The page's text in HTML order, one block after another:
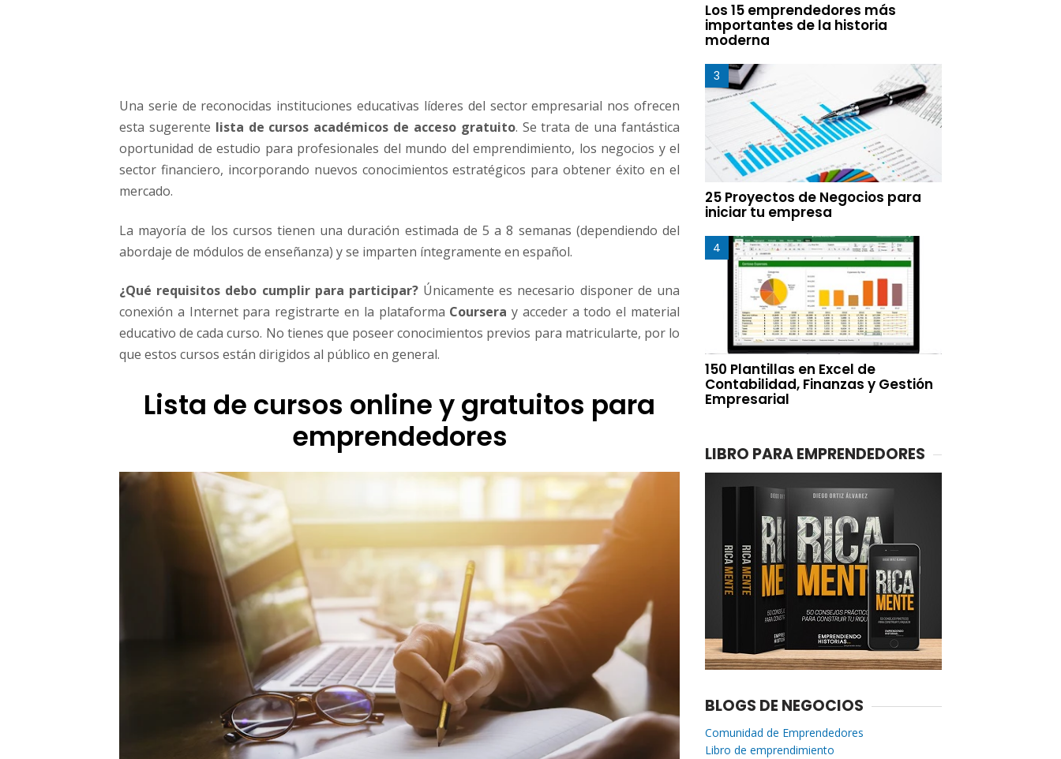
o
b
r
e
m
r
e
d
i
m
i
e
g
Una serie de reconocidas instituciones educativas líderes del sector empresarial nos ofrecen
esta sugerente lista de cursos académicos de acceso gratuito. Se trata de una fantástica
oportunidad de estudio para profesionales del mundo del emprendimiento, los negocios y el
sector financiero, incorporando nuevos conocimientos estratégicos para obtener éxito en el
mercado.
La mayoría de los cursos tienen una duración estimada de 5 a 8 semanas (dependiendo del
abordaje de módulos de enseñanza) y se imparten íntegramente en español.
¿Qué requisitos debo cumplir para participar?Únicamente es necesario disponer de una
conexión a Internet para registrarte en la plataforma Coursera y acceder a todo el material
educativo de cada curso. No tienes que poseer conocimientos previos para matricularte, por lo
que estos cursos están dirigidos al público en general.
Lista de cursos online y gratuitos para
emprendedores
Los 15 emprendedores más
importantes de la historia
moderna
25 Proyectos de Negocios para
iniciar tu empresa
150 Plantillas en Excel de
Contabilidad, Finanzas y Gestión
Empresarial
LIBRO PARA EMPRENDEDORES
BLOGS DE NEGOCIOS
Comunidad de Emprendedores
Libro de emprendimiento